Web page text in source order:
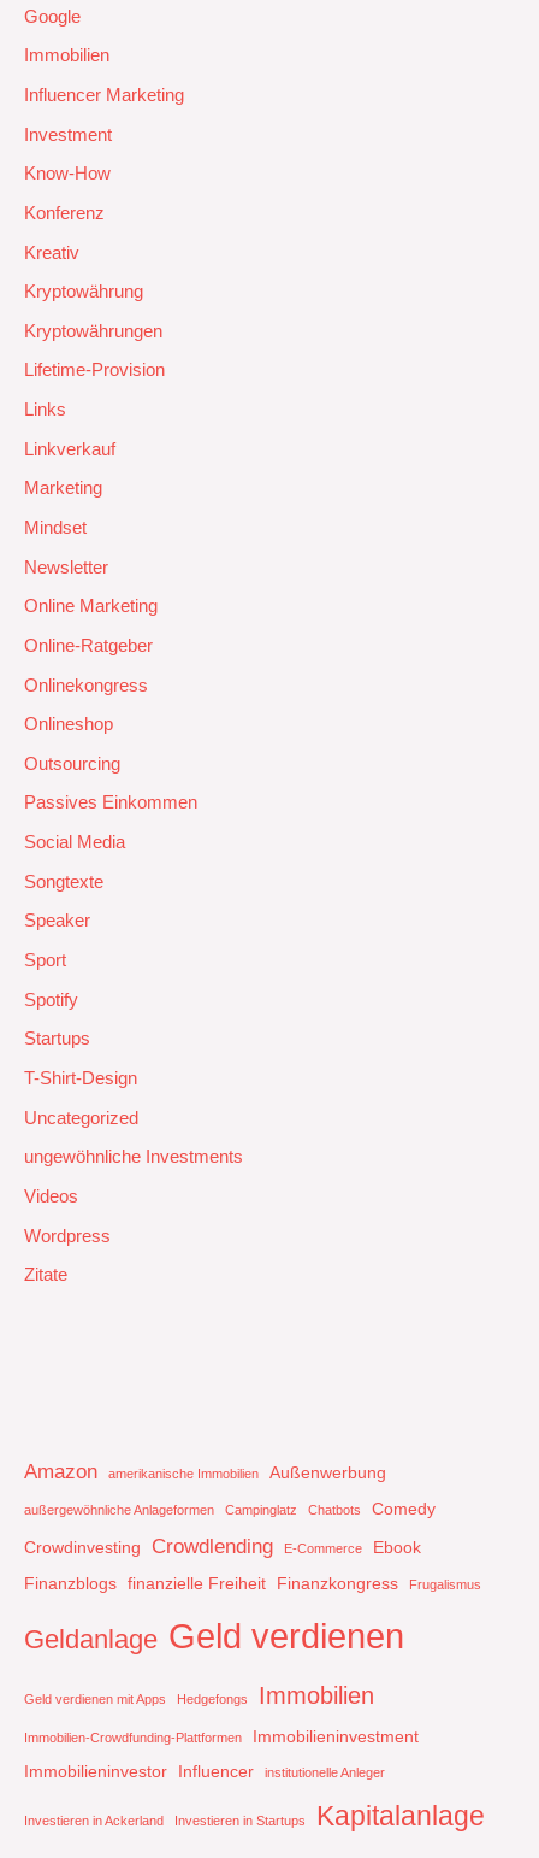
Google
Immobilien
Influencer Marketing
Investment
Know-How
Konferenz
Kreativ
Kryptowährung
Kryptowährungen
Lifetime-Provision
Links
Linkverkauf
Marketing
Mindset
Newsletter
Online Marketing
Online-Ratgeber
Onlinekongress
Onlineshop
Outsourcing
Passives Einkommen
Social Media
Songtexte
Speaker
Sport
Spotify
Startups
T-Shirt-Design
Uncategorized
ungewöhnliche Investments
Videos
Wordpress
Zitate
Amazon amerikanische Immobilien Außenwerbung
außergewöhnliche Anlageformen Campinglatz Chatbots
Comedy
Crowdinvesting
Crowdlending E-Commerce
Ebook
Finanzblogs finanzielle Freiheit Finanzkongress Frugalismus
Geldanlage Geld verdienen
Geld verdienen mit Apps Hedgefongs Immobilien
Immobilien-Crowdfunding-Plattformen
Immobilieninvestment
Immobilieninvestor
Influencer institutionelle Anleger
Investieren in Ackerland Investieren in Startups Kapitalanlage